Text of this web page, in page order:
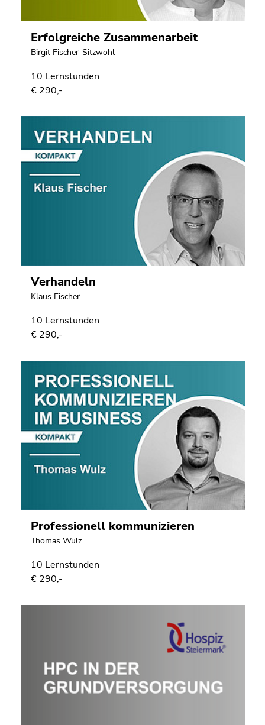
Erfolgreiche Zusammenarbeit
Birgit Fischer-Sitzwohl
10 Lernstunden
€ 290,-
Verhandeln
Klaus Fischer
10 Lernstunden
€ 290,-
Professionell kommunizieren
Thomas Wulz
10 Lernstunden
€ 290,-